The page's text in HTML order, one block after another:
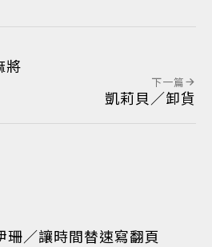
將
下一篇
凱莉貝／卸貨
珊／讓時間替速寫翻頁